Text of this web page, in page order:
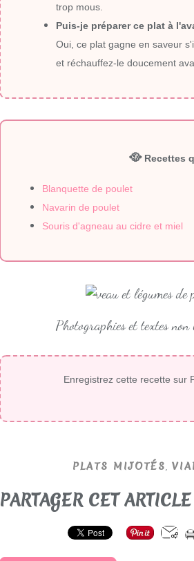
trop mous.
Puis-je préparer ce plat à
Oui, ce plat gagne en saveur
et réchauffez-le doucement
🥘Recettes
Blanquette de poulet
Navarin de poulet
Souris d'agneau au cidre et miel
Photographies et textes
Enregistrez cette recette sur
PLATS MIJOTÉS,
PARTAGER CET ARTICLE